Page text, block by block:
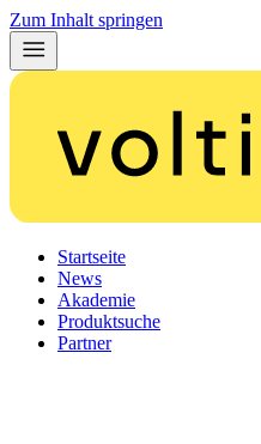
Zum Inhalt springen
Startseite
News
Akademie
Produktsuche
Partner